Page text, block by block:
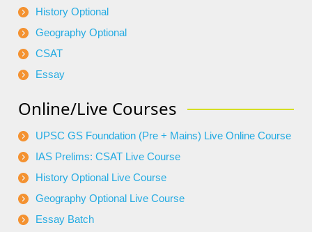
History Optional
Geography Optional
CSAT
Essay
Online/Live Courses
UPSC GS Foundation (Pre + Mains) Live Online Course
IAS Prelims: CSAT Live Course
History Optional Live Course
Geography Optional Live Course
Essay Batch